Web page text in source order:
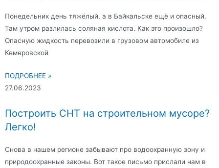
Понедельник день тяжёлый, а в Байкальске ещё и опасный.
Там утром разлилась соляная кислота. Как это произошло?
Опасную жидкость перевозили в грузовом автомобиле из
Кемеровской
ПОДРОБНЕЕ »
27.06.2023
Построить СНТ на строительном мусоре?
Легко!
Снова в нашем регионе забывают про водоохранную зону и
природоохранные законы. Вот такое письмо прислали нам в